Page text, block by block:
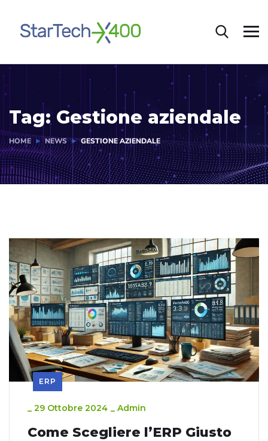
Tag:Gestione aziendale
HOME NEWS GESTIONE AZIENDALE
ERP
_ 29 Ottobre 2024 _ Admin
Come Scegliere l’ERP Giusto